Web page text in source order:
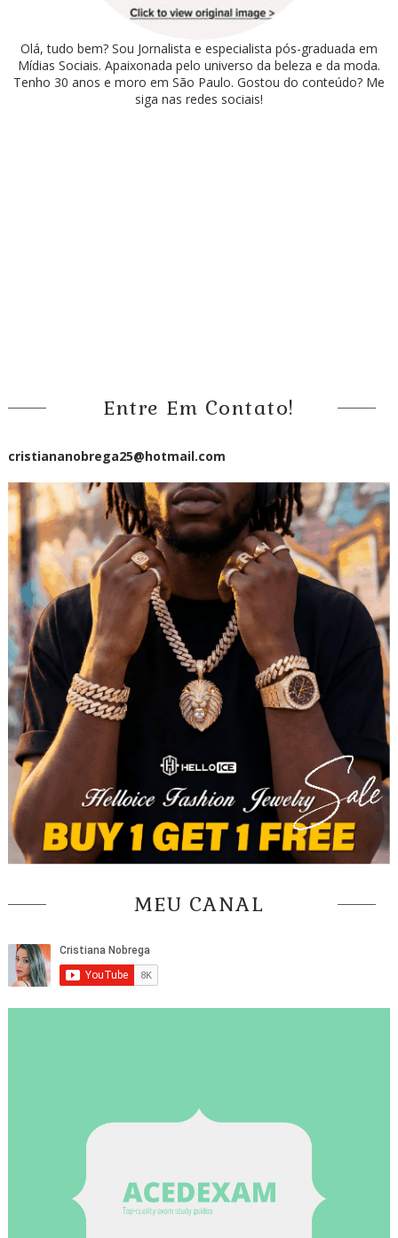
Olá, tudo bem? Sou Jornalista e especialista pós-graduada em
Mídias Sociais. Apaixonada pelo universo da beleza e da moda.
Tenho 30 anos e moro em São Paulo. Gostou do conteúdo? Me
siga nas redes sociais!
Entre Em Contato!
cristiananobrega25@hotmail.com
MEU CANAL